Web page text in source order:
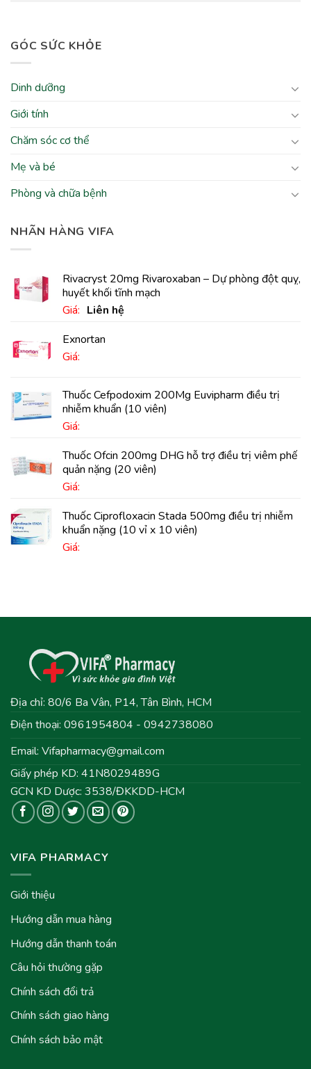
GÓC SỨC KHỎE
Dinh dưỡng
Giới tính
Chăm sóc cơ thể
Mẹ và bé
Phòng và chữa bệnh
NHÃN HÀNG VIFA
Rivacryst 20mg Rivaroxaban – Dự phòng đột quỵ,
huyết khối tĩnh mạch
Giá: Liên hệ
Exnortan
Giá:
Thuốc Cefpodoxim 200Mg Euvipharm điều trị
nhiễm khuẩn (10 viên)
Giá:
Thuốc Ofcin 200mg DHG hỗ trợ điều trị viêm phế
quản nặng (20 viên)
Giá:
Thuốc Ciprofloxacin Stada 500mg điều trị nhiễm
khuẩn nặng (10 vỉ x 10 viên)
Giá:
Địa chỉ: 80/6 Ba Vân, P14, Tân Bình, HCM
Điện thoại: 0961954804 - 0942738080
Email: Vifapharmacy@gmail.com
Giấy phép KD: 41N8029489G
GCN KD Dược: 3538/ĐKKDD-HCM
VIFA PHARMACY
Giới thiệu
Hướng dẫn mua hàng
Hướng dẫn thanh toán
Câu hỏi thường gặp
Chính sách đổi trả
Chính sách giao hàng
Chính sách bảo mật